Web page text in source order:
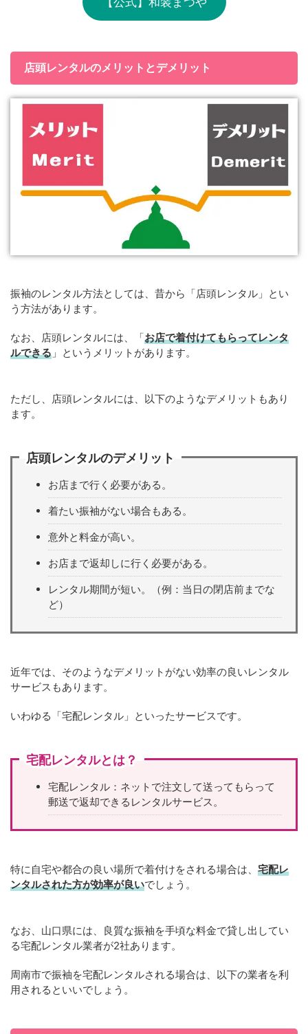
店頭レンタルのメリットとデメリット
振袖のレンタル方法としては、昔から「店頭レンタル」とい
う方法があります。
なお、店頭レンタルには、「お店で着付けてもらってレンタ
ルできる 」というメリットがあります。
ただし、店頭レンタルには、以下のようなデメリットもあり
ます。
店頭レンタルのデメリット
お店まで行く必要がある。
着たい振袖がない場合もある。
意外と料金が高い。
お店まで返却しに行く必要がある。
レンタル期間が短い。（例：当日の閉店前までな
ど）
近年では、そのようなデメリットがない効率の良いレンタル
サービスもあります。
いわゆる「宅配レンタル」といったサービスです。
宅配レンタルとは？
宅配レンタル：ネットで注文して送ってもらって
郵送で返却できるレンタルサービス。
特に自宅や都合の良い場所で着付けをされる場合は、 宅配レ
ンタルされた方が効率が良いでしょう。
なお、山口県には、良質な振袖を手頃な料金で貸し出してい
る宅配レンタル業者が2社あります。
周南市で振袖を宅配レンタルされる場合は、以下の業者を利
用されるといいでしょう。